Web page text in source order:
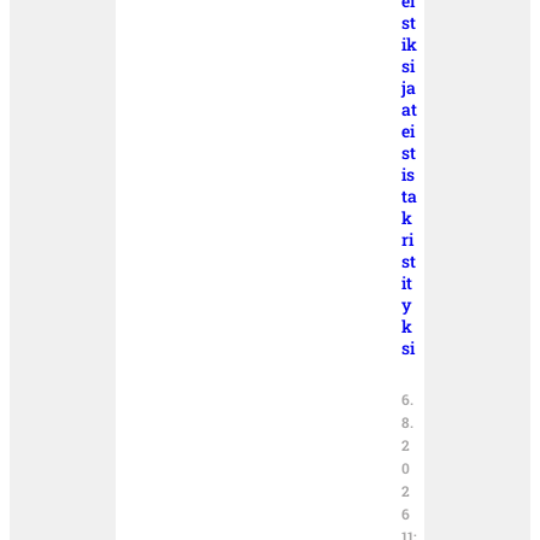
st
ik
si
ja
at
ei
st
is
ta
k
ri
st
it
y
k
si
6.
8.
2
0
2
6
11: